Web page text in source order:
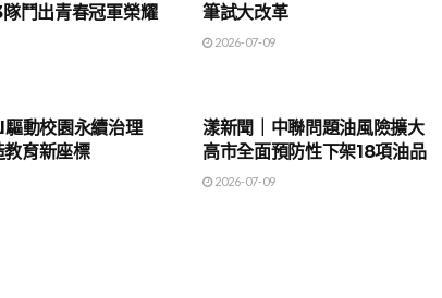
鬥出青春冠軍榮耀
筆試大改革
2026-07-09
驅動校園永續治理
教育新座標
漾新聞｜中聯問題油風險擴大
高市全面預防性下架18項油品
2026-07-09